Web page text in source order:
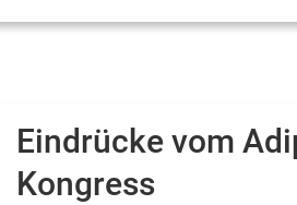
Eindrücke vom
Kongress